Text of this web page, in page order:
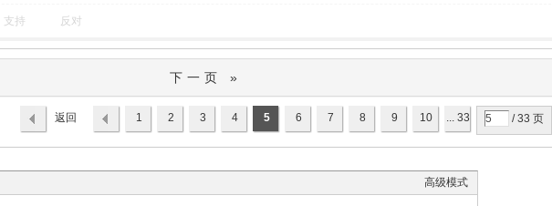
支持 反对
下一页 »
1 2 3 4 5 6 7 8 9 10 ... 33 / 33 页
返回
高级模式